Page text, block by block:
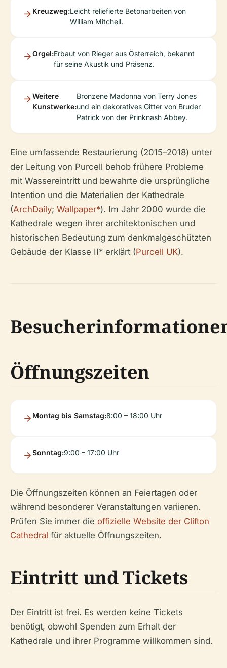
Kreuzweg:Leicht reliefierte Betonarbeiten von
William Mitchell.
Orgel:Erbaut von Rieger aus Österreich, bekannt
für seine Akustik und Präsenz.
Weitere
Kunstwerke:
Bronzene Madonna von Terry Jones
und ein dekoratives Gitter von Bruder
Patrick von der Prinknash Abbey.
Eine umfassende Restaurierung (2015–2018) unter
der Leitung von Purcell behob frühere Probleme
mit Wassereintritt und bewahrte die ursprüngliche
Intention und die Materialien der Kathedrale
(ArchDaily; Wallpaper*). Im Jahr 2000 wurde die
Kathedrale wegen ihrer architektonischen und
historischen Bedeutung zum denkmalgeschützten
Gebäude der Klasse II* erklärt (Purcell UK).
Öffnungszeiten
Montag bis Samstag:8:00 – 18:00 Uhr
Sonntag:9:00 – 17:00 Uhr
Die Öffnungszeiten können an Feiertagen oder
während besonderer Veranstaltungen variieren.
Prüfen Sie immer die offizielle Website der Clifton
Cathedral für aktuelle Öffnungszeiten.
Eintritt und Tickets
Der Eintritt ist frei. Es werden keine Tickets
benötigt, obwohl Spenden zum Erhalt der
Kathedrale und ihrer Programme willkommen sind.